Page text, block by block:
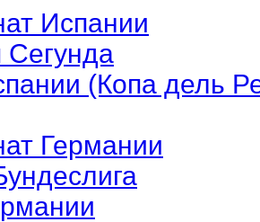
Испании
Сегунда
(Копа дель
Германии